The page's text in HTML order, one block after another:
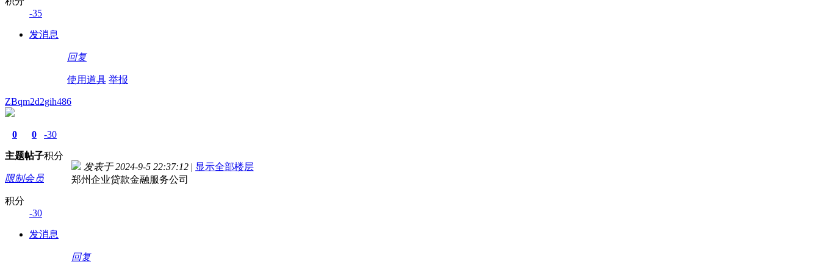
-35
发消息
回复
使用道具 举报
ZBqm2d2gih486
0
主题
0
帖子
-30
积分
限制会员
积分
-30
发消息
发表于 2024-9-5 22:37:12 | 显示全部楼层
郑州企业贷款金融服务公司
回复